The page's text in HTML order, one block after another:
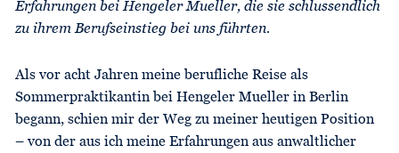
Erfahrungen bei Hengeler Mueller, die sie schlussendlich
zu ihrem Berufseinstieg bei uns führten.
Als vor acht Jahren meine berufliche Reise als
Sommerpraktikantin bei Hengeler Mueller in Berlin
begann, schien mir der Weg zu meiner heutigen Position
– von der aus ich meine Erfahrungen aus anwaltlicher